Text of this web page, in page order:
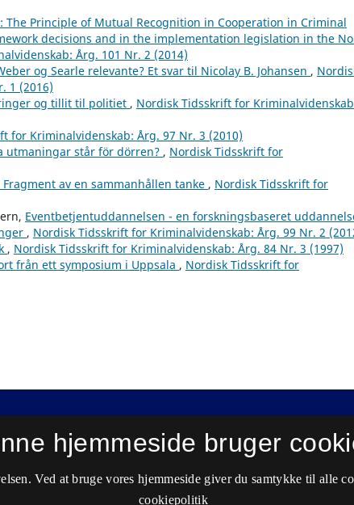
The Principle of Mutual Recognition in Cooperation in Criminal
decisions and in the implementation legislation in the
Årg. 101 Nr. 2 (2014)
og Searle relevante? Et svar til Nicolay B. Johansen ,
1 (2016)
og tillit til politiet , Nordisk Tidsskrift for
for Kriminalvidenskab: Årg. 97 Nr. 3 (2010)
utmaningar står för dörren? , Nordisk Tidsskrift for
av en sammanhållen tanke , Nordisk Tidsskrift for
Eventbetjentuddannelsen - en forskningsbaseret
, Nordisk Tidsskrift for Kriminalvidenskab: Årg. 99 Nr. 2
, Nordisk Tidsskrift for Kriminalvidenskab: Årg. 84 Nr. 3 (1997)
från ett symposium i Uppsala , Nordisk Tidsskrift for
hjemmeside bruger
Ved at bruge vores hjemmeside giver du samtykke til alle
cookiepolitik